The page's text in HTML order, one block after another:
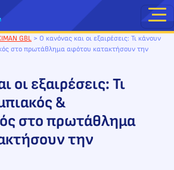
GBL > Ο κανόνας και οι εξαιρέσεις: Τι κάνουν
στο πρωτάθλημα αφότου κατακτήσουν την
οι εξαιρέσεις: Τι
&
στο πρωτάθλημα
την